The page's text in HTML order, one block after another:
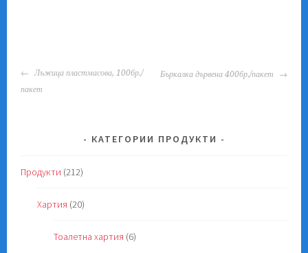
POST
NAVIGATION
Лъжица пластмасова, 100бр./
пакет
Бъркалка дървена 400бр./пакет
КАТЕГОРИИ ПРОДУКТИ
Продукти (212)
Хартия (20)
Тоалетна хартия (6)